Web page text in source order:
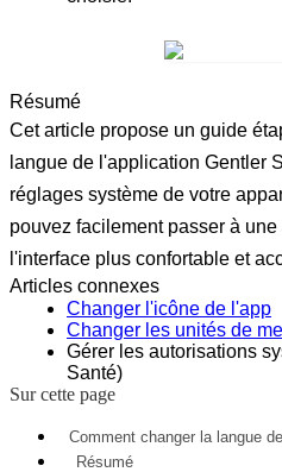
Résumé
Cet article propose un guide
langue de l'application Gentler
réglages système de votre
pouvez facilement passer à
l'interface plus confortable et
Articles connexes
Changer l'icône de l'app
Changer les unités de
Gérer les autorisations
Santé)
Sur cette page
Comment changer la langue
Résumé